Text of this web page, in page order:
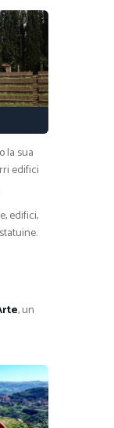
la sua
edifici
edifici,
, un